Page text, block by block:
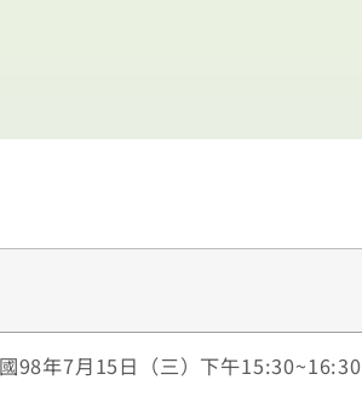
98年7月15日（三）下午15:30~16:30